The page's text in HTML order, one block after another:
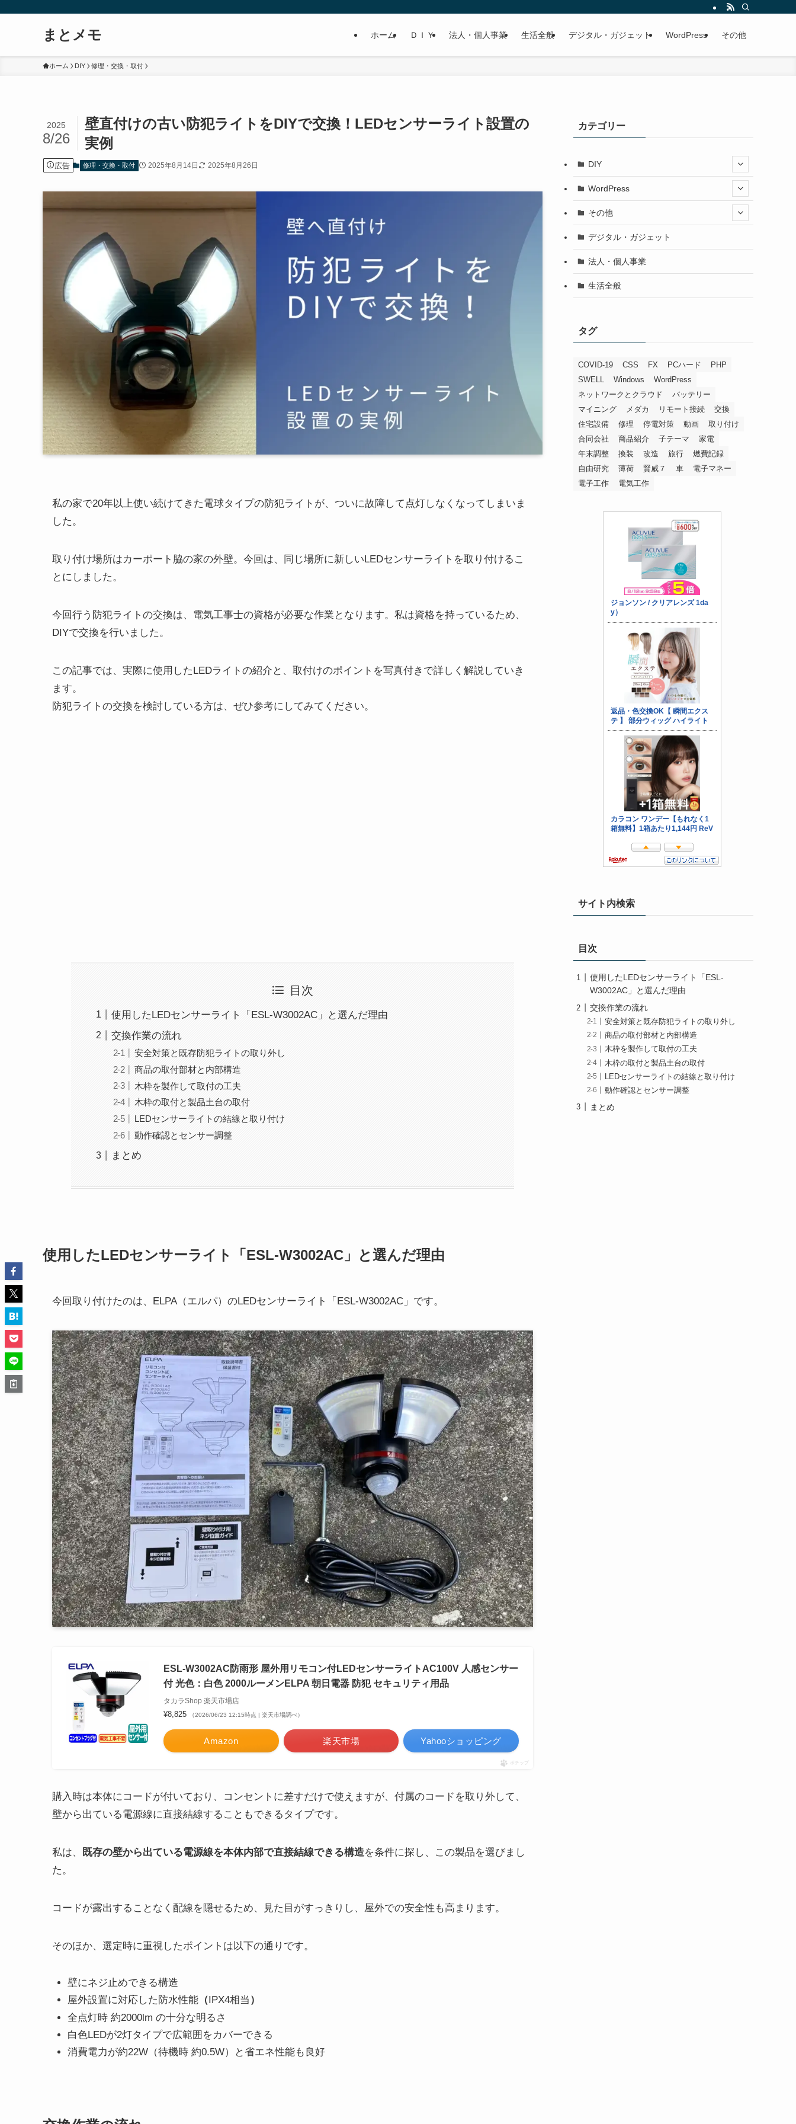
まとメモ ホーム ＤＩＹ 法人・個人事業 生活全般 デジタル・ガジェット WordPress その他
ホーム DIY 修理・交換・取付
壁直付けの古い防犯ライトをDIYで交換！LEDセンサーライト設置の
実例
2025
8/26
広告 修理・交換・取付 2025年8月14日 2025年8月26日
私の家で20年以上使い続けてきた電球タイプの防犯ライトが、ついに故障して点灯しなくなってしまいま
した。
取り付け場所はカーポート脇の家の外壁。今回は、同じ場所に新しいLEDセンサーライトを取り付けるこ
とにしました。
今回行う防犯ライトの交換は、電気工事士の資格が必要な作業となります。私は資格を持っているため、
DIYで交換を行いました。
この記事では、実際に使用したLEDライトの紹介と、取付けのポイントを写真付きで詳しく解説していき
ます。
防犯ライトの交換を検討している方は、ぜひ参考にしてみてください。
目次
使用したLEDセンサーライト「ESL-W3002AC」と選んだ理由
交換作業の流れ
安全対策と既存防犯ライトの取り外し
商品の取付部材と内部構造
木枠を製作して取付の工夫
木枠の取付と製品土台の取付
LEDセンサーライトの結線と取り付け
動作確認とセンサー調整
まとめ
使用したLEDセンサーライト「ESL-W3002AC」と選んだ理由
今回取り付けたのは、ELPA（エルパ）のLEDセンサーライト「ESL-W3002AC」です。
ESL-W3002AC防雨形 屋外用リモコン付LEDセンサーライトAC100V 人感センサー
付 光色：白色 2000ルーメンELPA 朝日電器 防犯 セキュリティ用品
タカラShop 楽天市場店
¥8,825 （2026/06/23 12:15時点 | 楽天市場調べ）
Amazon 楽天市場 Yahooショッピング
ポチップ
購入時は本体にコードが付いており、コンセントに差すだけで使えますが、付属のコードを取り外して、
壁から出ている電源線に直接結線することもできるタイプです。
私は、 既存の壁から出ている電源線を本体内部で直接結線できる構造を条件に探し、この製品を選びまし
た。
コードが露出することなく配線を隠せるため、見た目がすっきりし、屋外での安全性も高まります。
そのほか、選定時に重視したポイントは以下の通りです。
壁にネジ止めできる構造
屋外設置に対応した防水性能（ IPX4相当 ）
全点灯時 約2000lm の十分な明るさ
白色LEDが2灯タイプで広範囲をカバーできる
消費電力が約22W（待機時 約0.5W）と省エネ性能も良好
カテゴリー
DIY
WordPress
その他
デジタル・ガジェット
法人・個人事業
生活全般
タグ
COVID-19 CSS FX PCハード
PHP
SWELL
Windows
WordPress
ネットワークとクラウド
バッテリー
マイニング
メダカ リモート接続
交換
住宅設備
修理 停電対策 動画
取り付け
合同会社
商品紹介 子テーマ
家電
年末調整
換装 改造 旅行
燃費記録
自由研究
薄荷 賢威７ 車
電子マネー
電子工作
電気工作
サイト内検索
目次
使用したLEDセンサーライト「ESL-
W3002AC」と選んだ理由
交換作業の流れ
安全対策と既存防犯ライトの取り外し
商品の取付部材と内部構造
木枠を製作して取付の工夫
木枠の取付と製品土台の取付
LEDセンサーライトの結線と取り付け
動作確認とセンサー調整
まとめ